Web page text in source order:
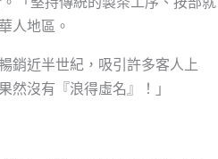
人地區。
銷近半世紀，吸引許多客人上
沒有『浪得虛名』！」